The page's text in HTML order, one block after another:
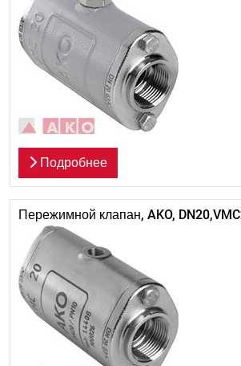
Подробнее
Пережимной клапан, AKO,